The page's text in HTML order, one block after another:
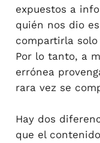
expuestos a
quién nos dio
compartirla
Por lo tanto, a
errónea
rara vez se
Hay dos
que el